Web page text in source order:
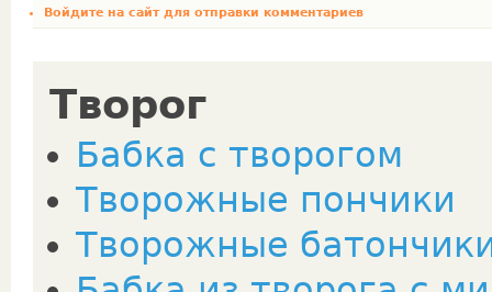
Войдите на сайтдля отправки комментариев
Творог
Бабка с творогом
Творожные пончики
Творожные